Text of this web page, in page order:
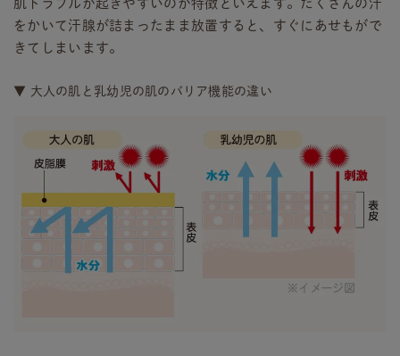
肌トラブルが起きやすいのが特徴といえます。たくさんの汗
をかいて汗腺が詰まったまま放置すると、すぐにあせもがで
きてしまいます。
▼ 大人の肌と乳幼児の肌のバリア機能の違い